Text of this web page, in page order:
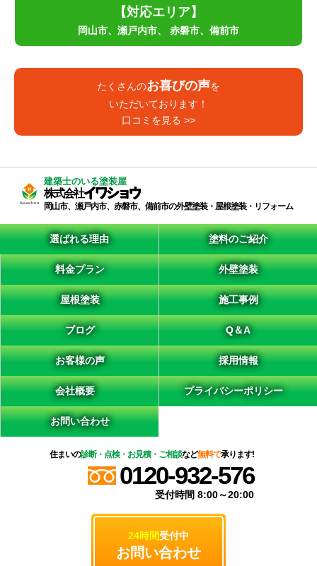
【対応エリア】
岡山市、瀬戸内市、 赤磐市、備前市
たくさんのお喜びの声を
いただいております！
口コミを見る >>
建築士のいる塗装屋
株式会社イワショウ
岡山市、瀬戸内市、赤磐市、備前市の外壁塗装・屋根塗装・リフォーム
住まいの診断・点検・お見積・ご相談など無料で承ります!
0120-932-576
受付時間 8:00～20:00
24時間受付中
お問い合わせ
選ばれる理由 塗料のご紹介
料金プラン 外壁塗装
屋根塗装 施工事例
ブログ Q＆A
お客様の声 採用情報
会社概要 プライバシーポリシー
お問い合わせ